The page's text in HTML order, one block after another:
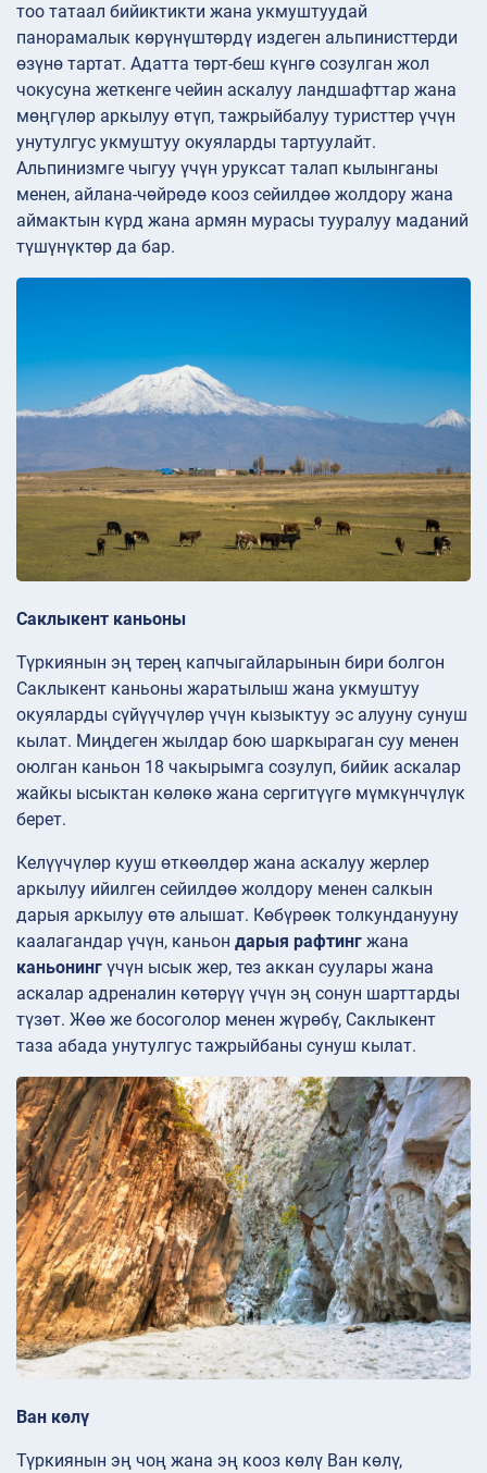
тоо татаал бийиктикти жана укмуштуудай
панорамалык көрүнүштөрдү издеген альпинисттерди
өзүнө тартат. Адатта төрт-беш күнгө созулган жол
чокусуна жеткенге чейин аскалуу ландшафттар жана
мөңгүлөр аркылуу өтүп, тажрыйбалуу туристтер үчүн
унутулгус укмуштуу окуяларды тартуулайт.
Альпинизмге чыгуу үчүн уруксат талап кылынганы
менен, айлана-чөйрөдө кооз сейилдөө жолдору жана
аймактын күрд жана армян мурасы тууралуу маданий
түшүнүктөр да бар.
Саклыкент каньоны
Түркиянын эң терең капчыгайларынын бири болгон
Саклыкент каньоны жаратылыш жана укмуштуу
окуяларды сүйүүчүлөр үчүн кызыктуу эс алууну сунуш
кылат. Миңдеген жылдар бою шаркыраган суу менен
оюлган каньон 18 чакырымга созулуп, бийик аскалар
жайкы ысыктан көлөкө жана сергитүүгө мүмкүнчүлүк
берет.
Келүүчүлөр кууш өткөөлдөр жана аскалуу жерлер
аркылуу ийилген сейилдөө жолдору менен салкын
дарыя аркылуу өтө алышат. Көбүрөөк толкунданууну
каалагандар үчүн, каньон дарыя рафтинг жана
каньонинг үчүн ысык жер, тез аккан суулары жана
аскалар адреналин көтөрүү үчүн эң сонун шарттарды
түзөт. Жөө же босоголор менен жүрөбү, Саклыкент
таза абада унутулгус тажрыйбаны сунуш кылат.
Ван көлү
Түркиянын эң чоң жана эң кооз көлү Ван көлү,